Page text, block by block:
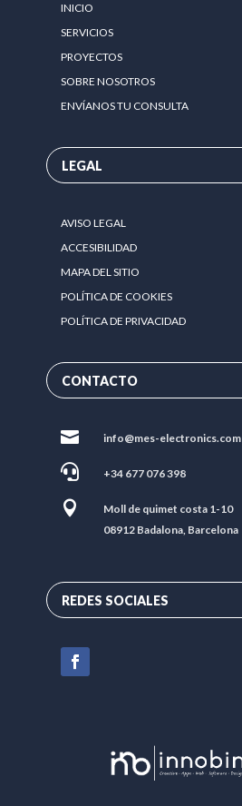
INICIO
SERVICIOS
PROYECTOS
SOBRE NOSOTROS
ENVÍANOS TU CONSULTA
LEGAL
AVISO LEGAL
ACCESIBILIDAD
MAPA DEL SITIO
POLÍTICA DE COOKIES
POLÍTICA DE PRIVACIDAD
CONTACTO
 info@mes-electronics.com
 +34 677 076 398

Moll de quimet costa 1-10
08912 Badalona, Barcelona
REDES SOCIALES